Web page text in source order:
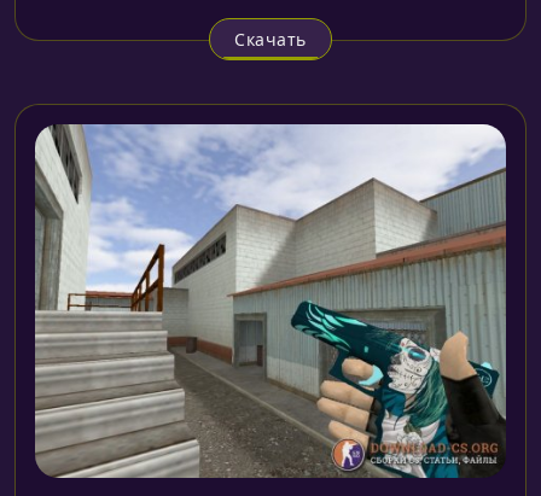
Скачать